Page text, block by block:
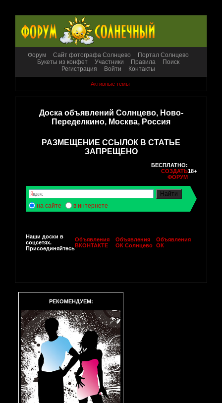
Форум Сайт фотографа Солнцево
Портал Солнцево
Букеты из конфет
Участники Правила
Поиск
Регистрация
Войти Контакты
Активные темы
Доска объявлений Солнцево, Ново-
Переделкино, Москва, Россия
РАЗМЕЩЕНИЕ ССЫЛОК В СТАТЬЕ
ЗАПРЕЩЕНО
БЕСПЛАТНО:
СОЗДАТЬ
ФОРУМ
18+
на сайте в интернете
Наши доски в
соцсетях.
Присоединяйтесь
Объявления
ВКОНТАКТЕ
Объявления
ОК Солнцево
Объявления
ОК
РЕКОМЕНДУЕМ: